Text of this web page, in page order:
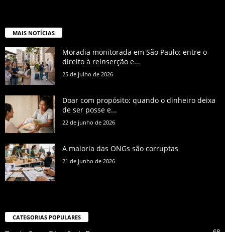
MAIS NOTÍCIAS
Moradia monitorada em São Paulo: entre o
direito à reinserção e...
25 de julho de 2026
Doar com propósito: quando o dinheiro deixa
de ser posse e...
22 de junho de 2026
A maioria das ONGs são corruptas
21 de junho de 2026
CATEGORIAS POPULARES